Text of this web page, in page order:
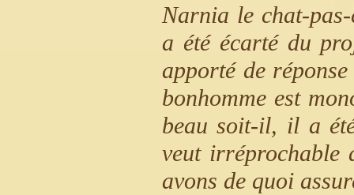
Narnia le chat-
a été écarté du
apporté de
bonhomme est
beau soit-il, il a
veut irréprochable
avons de quoi